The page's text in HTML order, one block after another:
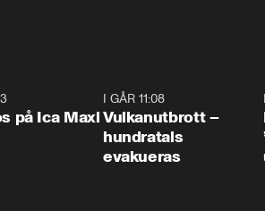
på Ica Maxi
I GÅR 11:08
Vulkanutbrott –
hundratals
evakueras